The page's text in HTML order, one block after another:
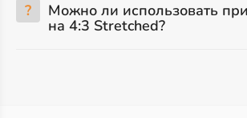
? Можно ли использовать
на 4:3 Stretched?